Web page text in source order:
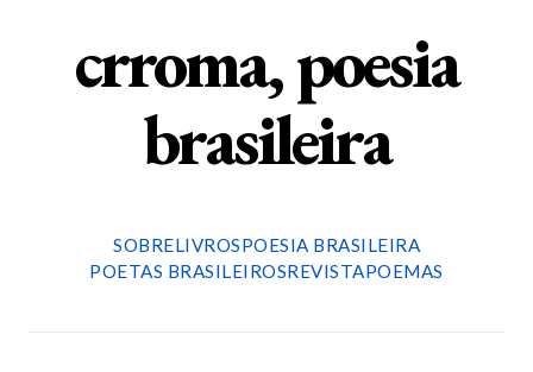
crroma, poesia
brasileira
SOBRELIVROSPOESIA BRASILEIRA
POETAS BRASILEIROSREVISTAPOEMAS